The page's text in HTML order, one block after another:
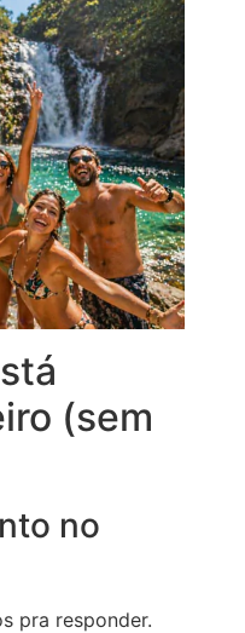
(sem
no
pra responder.